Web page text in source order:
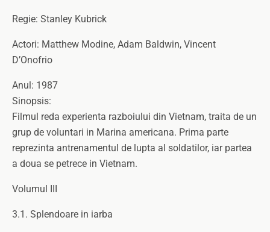
Regie: Stanley Kubrick
Actori: Matthew Modine, Adam Baldwin, Vincent
D’Onofrio
Anul: 1987
Sinopsis:
Filmul reda experienta razboiului din Vietnam, traita de un
grup de voluntari in Marina americana. Prima parte
reprezinta antrenamentul de lupta al soldatilor, iar partea
a doua se petrece in Vietnam.
Volumul III
3.1. Splendoare in iarba